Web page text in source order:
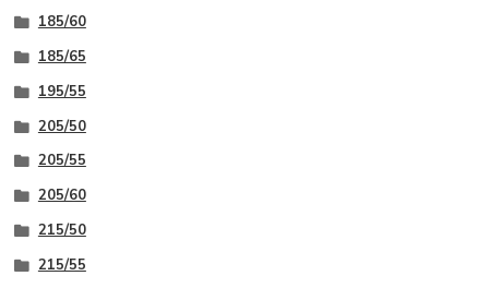
185/60
185/65
195/55
205/50
205/55
205/60
215/50
215/55